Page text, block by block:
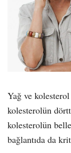
Yağ ve
kolesterolün
kolesterolün
bağlantıda da